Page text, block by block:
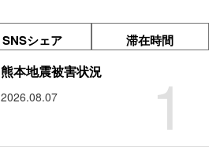
SNSシェア 滞在時間
1
熊本地震被害状況
2026.08.07